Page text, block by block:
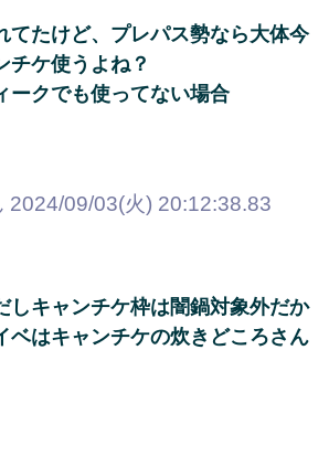
てたけど、プレパス勢なら大体今
チケ使うよね？
ークでも使ってない場合
2024/09/03(火) 20:12:38.83
しキャンチケ枠は闇鍋対象外だか
ベはキャンチケの炊きどころさん